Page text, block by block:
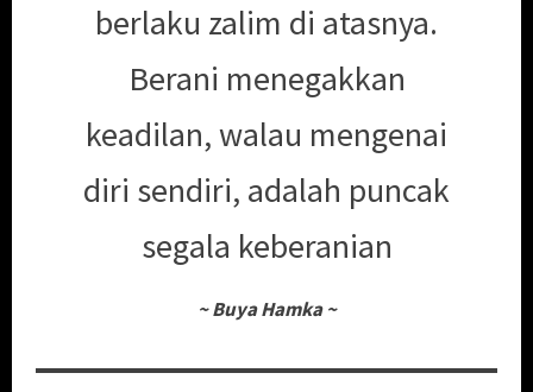
berlaku zalim di atasnya.
Berani menegakkan
keadilan, walau mengenai
diri sendiri, adalah puncak
segala keberanian
~ Buya Hamka ~